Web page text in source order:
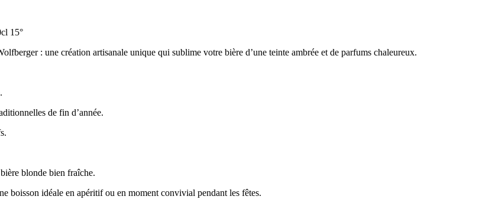
15°
: une création artisanale unique qui sublime votre bière d’une teinte ambrée et de parfums chaleureux.
de fin d’année.
blonde bien fraîche.
boisson idéale en apéritif ou en moment convivial pendant les fêtes.